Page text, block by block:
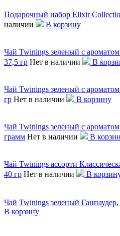
Подарочный набор Elixir
наличии
В корзину
Чай Twinings зеленый с
37,5 гр Нет в наличии В
Чай Twinings зеленый с
гр Нет в наличии В корзину
Чай Twinings зеленый с
грамм Нет в наличии В
Чай Twinings ассорти
40 гр Нет в наличии В
Чай Twinings зеленый
В корзину